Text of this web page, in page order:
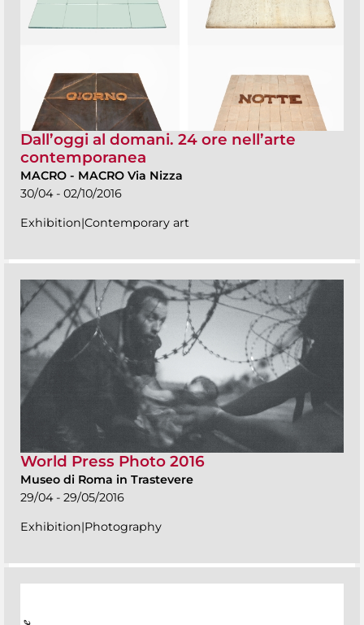
Dall’oggi al domani. 24 ore nell’arte
contemporanea
MACRO - MACRO Via Nizza
30/04 - 02/10/2016
Exhibition|Contemporary art
World Press Photo 2016
Museo di Roma in Trastevere
29/04 - 29/05/2016
Exhibition|Photography